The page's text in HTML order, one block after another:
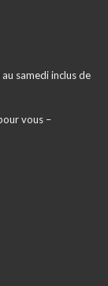
samedi inclus de
vous –